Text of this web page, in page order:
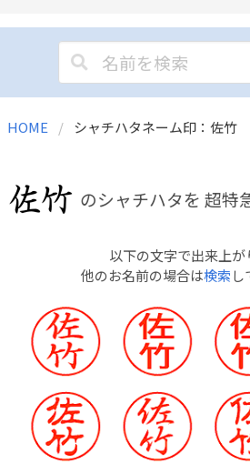
HOME シャチハタネーム印：佐竹
のシャチハタを 超特
以下の文字で出来上が
他のお名前の場合は検索し